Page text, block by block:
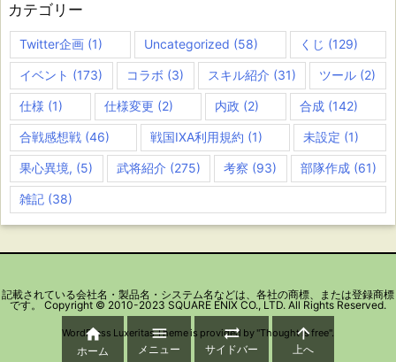
カテゴリー
Twitter企画 (1) Uncategorized (58) くじ (129)
イベント (173) コラボ (3) スキル紹介 (31) ツール (2)
仕様 (1) 仕様変更 (2) 内政 (2) 合成 (142)
合戦感想戦 (46) 戦国IXA利用規約 (1) 未設定 (1)
果心異境, (5) 武将紹介 (275) 考察 (93) 部隊作成(61)
雑記 (38)
記載されている会社名・製品名・システム名などは、各社の商標、または登録商標
です。 Copyright © 2010-2023 SQUARE ENIX CO., LTD. All Rights Reserved.
WordPress Luxeritas Theme is provided by "Thought is free".

ホーム

メニュー

サイドバー

上へ